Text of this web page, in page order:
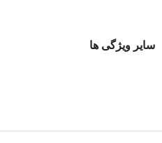
سایر ویژگی ها